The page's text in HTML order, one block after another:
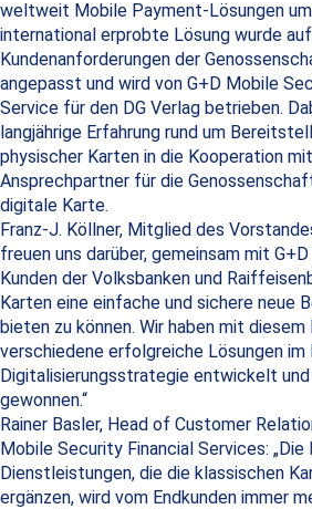
weltweit Mobile Payment-Lösungen
international erprobte Lösung wurde
Kundenanforderungen der
angepasst und wird von G+D Mobile
Service für den DG Verlag betrieben.
langjährige Erfahrung rund um
physischer Karten in die Kooperation
Ansprechpartner für die
digitale Karte.
Franz-J. Köllner, Mitglied des
freuen uns darüber, gemeinsam mit
Kunden der Volksbanken und
Karten eine einfache und sichere neue
bieten zu können. Wir haben mit
verschiedene erfolgreiche Lösungen im
Digitalisierungsstrategie entwickelt
gewonnen.“
Rainer Basler, Head of Customer
Mobile Security Financial Services:
Dienstleistungen, die die klassischen
ergänzen, wird vom Endkunden immer